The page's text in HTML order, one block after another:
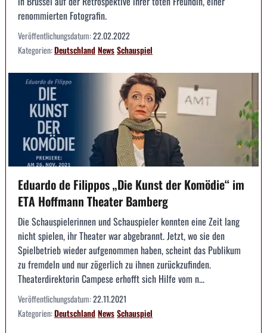
renommierten Fotografin.
Veröffentlichungsdatum:22.02.2022
Kategorien:DeutschlandNewsSchauspiel
Eduardo de Filippos „Die Kunst der Komödie“ im
ETA Hoffmann Theater Bamberg
Die Schauspielerinnen und Schauspieler konnten eine Zeit lang
nicht spielen, ihr Theater war abgebrannt. Jetzt, wo sie den
Spielbetrieb wieder aufgenommen haben, scheint das Publikum
zu fremdeln und nur zögerlich zu ihnen zurückzufinden.
Theaterdirektorin Campese erhofft sich Hilfe vom n...
Veröffentlichungsdatum:22.11.2021
Kategorien:DeutschlandNewsSchauspiel